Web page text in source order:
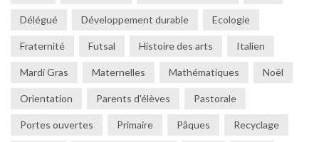
Délégué Développement durable Ecologie
Fraternité Futsal Histoire des arts Italien
Mardi Gras Maternelles Mathématiques Noël
Orientation Parents d'élèves Pastorale
Portes ouvertes Primaire Pâques Recyclage